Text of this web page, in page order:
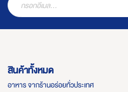
สินค้าทั้งหมด
อาหาร จากร้านอร่อยทั่วประเทศ